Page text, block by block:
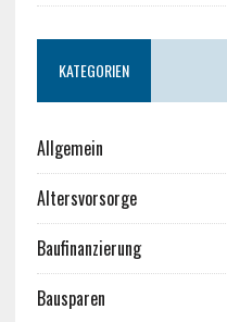
KATEGORIEN
Allgemein
Altersvorsorge
Baufinanzierung
Bausparen